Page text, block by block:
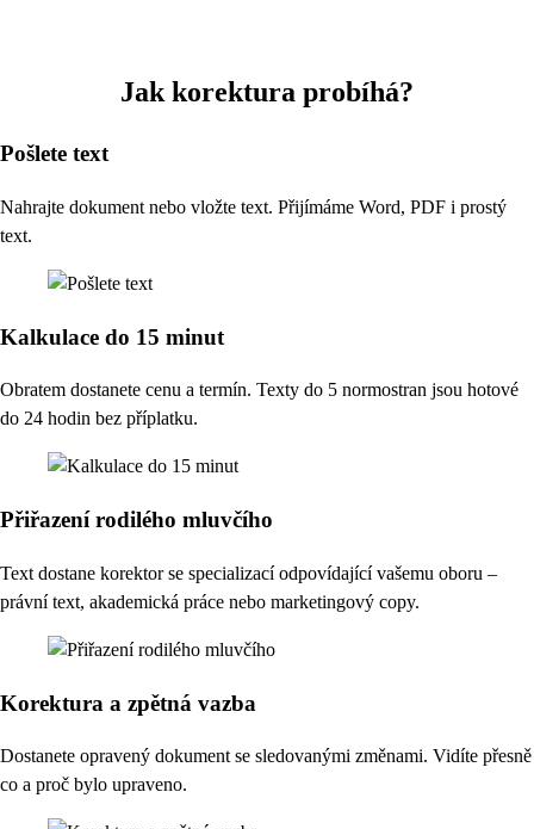
Jak korektura probíhá?
Pošlete text
Nahrajte dokument nebo vložte text. Přijímáme Word, PDF i prostý
text.
Kalkulace do 15 minut
Obratem dostanete cenu a termín. Texty do 5 normostran jsou hotové
do 24 hodin bez příplatku.
Přiřazení rodilého mluvčího
Text dostane korektor se specializací odpovídající vašemu oboru –
právní text, akademická práce nebo marketingový copy.
Korektura a zpětná vazba
Dostanete opravený dokument se sledovanými změnami. Vidíte přesně
co a proč bylo upraveno.